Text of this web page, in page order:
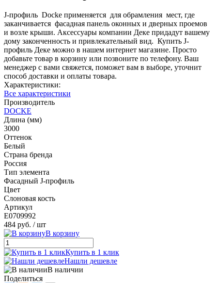
J-профиль Docke применяется для обрамления мест, где
заканчивается фасадная панель оконных и дверных проемов
и возле крыши. Аксессуары компании Деке придадут вашему
дому законченность и привлекательный вид. Купить J-
профиль Деке можно в нашем интернет магазине. Просто
добавьте товар в корзину или позвоните по телефону. Ваш
менеджер с вами свяжется, поможет вам в выборе, уточнит
способ доставки и оплаты товара.
Характеристики:
Все характеристики
Производитель
DOCKE
Длина (мм)
3000
Оттенок
Белый
Страна бренда
Россия
Тип элемента
Фасадный J-профиль
Цвет
Слоновая кость
Артикул
E0709992
484 руб. / шт
В корзину
Купить в 1 клик
Нашли дешевле
В наличии
Поделиться